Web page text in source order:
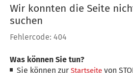
Wir konnten die Seite
suchen
Fehlercode: 404
Was können Sie tun?
Sie können zurStartseite von